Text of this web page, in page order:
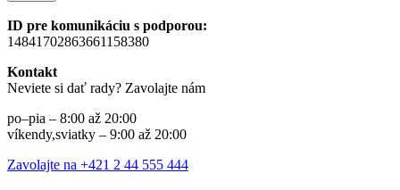
ID pre komunikáciu s podporou:
14841702863661158380
Kontakt
Neviete si dať rady? Zavolajte nám
po–pia – 8:00 až 20:00
víkendy,sviatky – 9:00 až 20:00
Zavolajte na +421 2 44 555 444